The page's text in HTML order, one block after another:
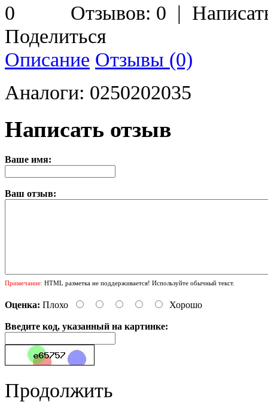
Отзывов: 0 |
Поделиться
Описание Отзывы (0)
Аналоги: 0250202035
Написать отзыв
Ваше имя:
Ваш отзыв:
Примечание: HTML разметка не поддерживается! Используйте обычный текст.
Оценка: Плохо Хорошо
Введите код, указанный на картинке:
Продолжить